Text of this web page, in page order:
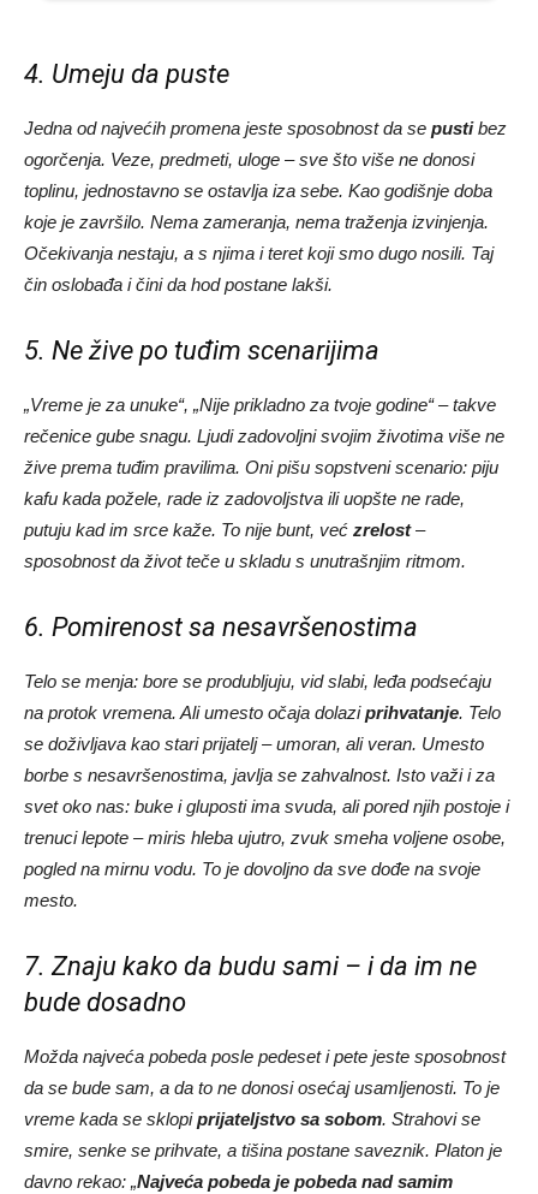
4. Umeju da puste
Jedna od najvećih promena jeste sposobnost da se pustibez
ogorčenja. Veze, predmeti, uloge – sve što više ne donosi
toplinu, jednostavno se ostavlja iza sebe. Kao godišnje doba
koje je završilo. Nema zameranja, nema traženja izvinjenja.
Očekivanja nestaju, a s njima i teret koji smo dugo nosili. Taj
čin oslobađa i čini da hod postane lakši.
5. Ne žive po tuđim scenarijima
„Vreme je za unuke“, „Nije prikladno za tvoje godine“ – takve
rečenice gube snagu. Ljudi zadovoljni svojim životima više ne
žive prema tuđim pravilima. Oni pišu sopstveni scenario: piju
kafu kada požele, rade iz zadovoljstva ili uopšte ne rade,
putuju kad im srce kaže. To nije bunt, već zrelost–
sposobnost da život teče u skladu s unutrašnjim ritmom.
6. Pomirenost sa nesavršenostima
Telo se menja: bore se produbljuju, vid slabi, leđa podsećaju
na protok vremena. Ali umesto očaja dolaziprihvatanje. Telo
se doživljava kao stari prijatelj – umoran, ali veran. Umesto
borbe s nesavršenostima, javlja se zahvalnost. Isto važi i za
svet oko nas: buke i gluposti ima svuda, ali pored njih postoje i
trenuci lepote – miris hleba ujutro, zvuk smeha voljene osobe,
pogled na mirnu vodu. To je dovoljno da sve dođe na svoje
mesto.
7. Znaju kako da budu sami – i da im ne
bude dosadno
Možda najveća pobeda posle pedeset i pete jeste sposobnost
da se bude sam, a da to ne donosi osećaj usamljenosti. To je
vreme kada se sklopiprijateljstvo sa sobom. Strahovi se
smire, senke se prihvate, a tišina postane saveznik. Platon je
davno rekao: „Najveća pobeda je pobeda nad samim